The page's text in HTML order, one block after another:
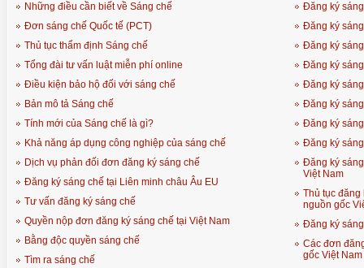
Những điều cần biết về Sáng chế
Đơn sáng chế Quốc tế (PCT)
Thủ tục thẩm định Sáng chế
Tổng đài tư vấn luật miễn phí online
Điều kiện bảo hộ đối với sáng chế
Bản mô tả Sáng chế
Tính mới của Sáng chế là gì?
Khả năng áp dụng công nghiệp của sáng chế
Dịch vụ phản đối đơn đăng ký sáng chế
Đăng ký sáng chế tại Liên minh châu Âu EU
Tư vấn đăng ký sáng chế
Quyền nộp đơn đăng ký sáng chế tại Việt Nam
Bằng độc quyền sáng chế
Tìm ra sáng chế
Đăng ký
Đăng ký
Đăng ký
Đăng ký
Đăng ký
Đăng ký
Đăng ký
Đăng ký
Đăng ký
Việt Nam
Thủ tục đăng
nguồn gốc
Đăng ký
Các đơn
gốc Việt